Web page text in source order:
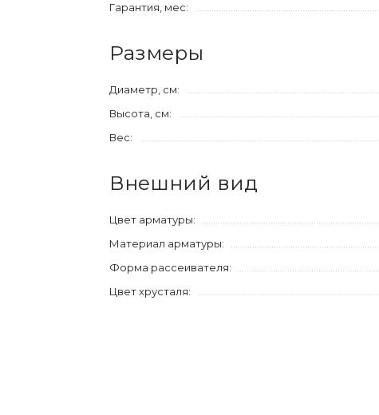
Гарантия, мес:
Размеры
Диаметр, см:
Высота, см:
Вес:
Внешний вид
Цвет арматуры:
Материал арматуры:
Форма рассеивателя:
Цвет хрусталя: